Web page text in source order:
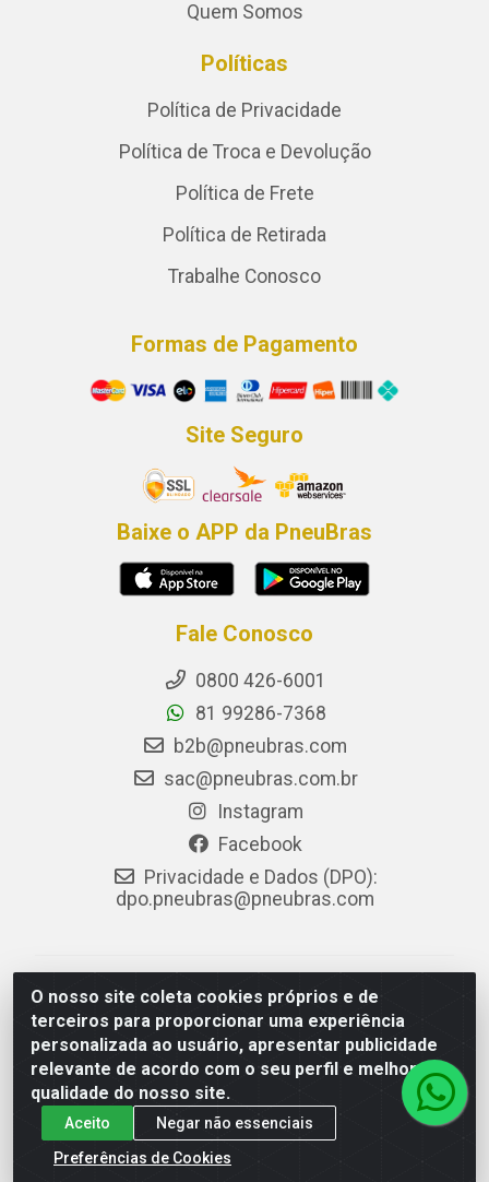
O nosso site coleta cookies próprios e de
terceiros para proporcionar uma experiência
personalizada ao usuário, apresentar publicidade
relevante de acordo com o seu perfil e melhorar a
qualidade do nosso site.
Aceito
Negar não essenciais
Preferências de Cookies
Quem Somos
Políticas
Política de Privacidade
Política de Troca e Devolução
Política de Frete
Política de Retirada
Trabalhe Conosco
Formas de Pagamento
Site Seguro
Baixe o APP da PneuBras
Fale Conosco
0800 426-6001
81 99286-7368
b2b@pneubras.com
sac@pneubras.com.br
Instagram
Facebook
Privacidade e Dados (DPO):
dpo.pneubras@pneubras.com
PneuBras - Rodovia BR-101, KM 82 - Prazeres,
Jaboatão dos Guararapes/PE - CEP 54.335-000 - CNPJ
08.678.386/0001-05 - Pneubras Comércio de Pneus
Ltda